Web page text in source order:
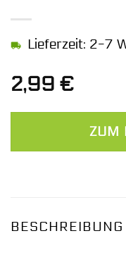
2,99 €
Lieferzeit: 2-7
ZUM
BESCHREIBUNG